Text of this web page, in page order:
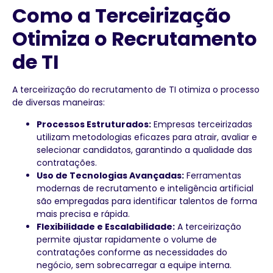
Como a Terceirização
Otimiza o Recrutamento
de TI
A terceirização do recrutamento de TI otimiza o processo
de diversas maneiras:
Processos Estruturados: Empresas terceirizadas
utilizam metodologias eficazes para atrair, avaliar e
selecionar candidatos, garantindo a qualidade das
contratações.
Uso de Tecnologias Avançadas: Ferramentas
modernas de recrutamento e inteligência artificial
são empregadas para identificar talentos de forma
mais precisa e rápida.
Flexibilidade e Escalabilidade: A terceirização
permite ajustar rapidamente o volume de
contratações conforme as necessidades do
negócio, sem sobrecarregar a equipe interna.